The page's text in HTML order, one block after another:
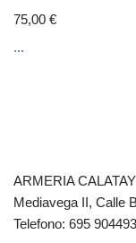
75,00 €
...
ARMERIA
Mediavega II, Calle
Telefono: 695